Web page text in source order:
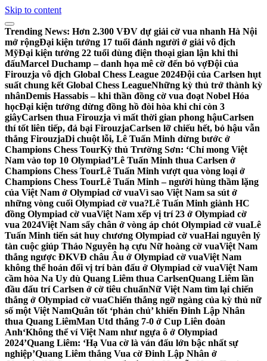
Skip to content
Trending News: Hơn 2.300 VĐV dự giải cờ vua nhanh Hà Nội
mở rộngĐại kiện tướng 17 tuổi đánh người ở giải vô địch
MỹĐại kiện tướng 22 tuổi dùng điện thoại gian lận khi thi
đấuMarcel Duchamp – danh họa mê cờ đến bỏ vợĐội của
Firouzja vô địch Global Chess League 2024Đội của Carlsen hụt
suất chung kết Global Chess LeagueNhững kỳ thủ trở thành kỳ
nhânDemis Hassabis – khi thần đồng cờ vua đoạt Nobel Hóa
họcĐại kiện tướng dừng đồng hồ đòi hòa khi chỉ còn 3
giâyCarlsen thua Firouzja vì mất thời gian phong hậuCarlsen
thí tốt liên tiếp, đả bại FirouzjaCarlsen lỡ chiếu hết, bỏ hậu vẫn
thắng FirouzjaDi chuột lỗi, Lê Tuấn Minh dừng bước ở
Champions Chess TourKỳ thủ Trường Sơn: ‘Chỉ mong Việt
Nam vào top 10 Olympiad’Lê Tuấn Minh thua Carlsen ở
Champions Chess TourLê Tuấn Minh vượt qua vòng loại ở
Champions Chess TourLê Tuấn Minh – người hùng thầm lặng
của Việt Nam ở Olympiad cờ vuaVì sao Việt Nam sa sút ở
những vòng cuối Olympiad cờ vua?Lê Tuấn Minh giành HC
đồng Olympiad cờ vuaViệt Nam xếp vị trí 23 ở Olympiad cờ
vua 2024Việt Nam sẩy chân ở vòng áp chót Olympiad cờ vuaLê
Tuấn Minh tiến sát huy chương Olympiad cờ vuaHai nguyên lý
tàn cuộc giúp Thảo Nguyên hạ cựu Nữ hoàng cờ vuaViệt Nam
thắng ngược ĐKVĐ châu Âu ở Olympiad cờ vuaViệt Nam
không thể hoán đổi vị trí bàn đấu ở Olympiad cờ vuaViệt Nam
cầm hòa Na Uy dù Quang Liêm thua CarlsenQuang Liêm lần
đầu đấu trí Carlsen ở cờ tiêu chuẩnNữ Việt Nam tìm lại chiến
thắng ở Olympiad cờ vuaChiến thắng ngỡ ngàng của kỳ thủ nữ
số một Việt NamQuân tốt ‘phản chủ’ khiến Đinh Lập Nhân
thua Quang LiêmMan Utd thắng 7-0 ở Cup Liên đoàn
Anh‘Không thể ví Việt Nam như ngựa ô ở Olympiad
2024’Quang Liêm: ‘Hạ Vua cờ là ván đấu lớn bậc nhất sự
nghiệp’Quang Liêm thắng Vua cờ Đinh Lập Nhân ở